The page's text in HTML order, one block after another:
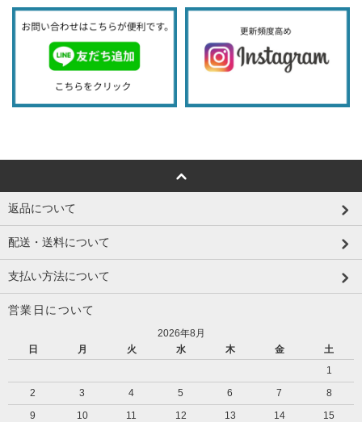
返品について
配送・送料について
支払い方法について
営業日について
2026年8月
日
月 火 水 木 金
土
1
2
3 4 5 6 7
8
9
10 11 12 13 14
15